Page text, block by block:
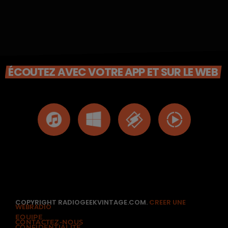
ÉCOUTEZ AVEC VOTRE APP ET SUR LE WEB
COPYRIGHT RADIOGEEKVINTAGE.COM. CREER UNE
WEBRADIO
EQUIPE
CONTACTEZ-NOUS